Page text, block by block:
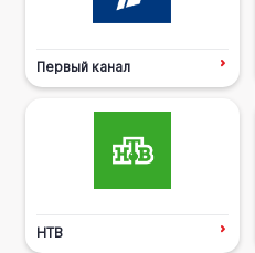
Первый канал
НТВ